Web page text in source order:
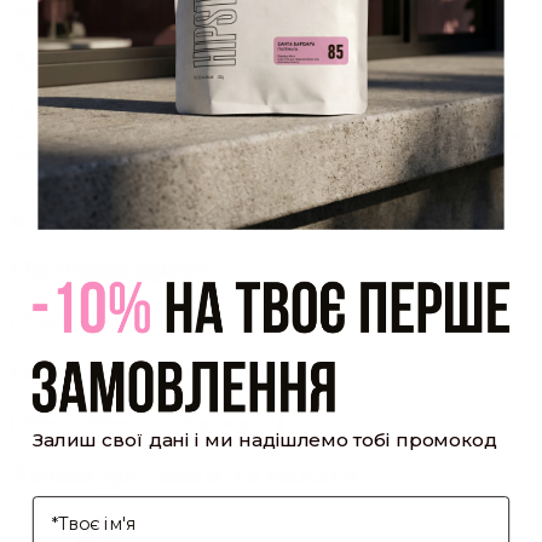
Закрити
Акаунт створено
Ви зареєструвалися на сайтіHipster.coffeeroasters і вже
можете користуватися особистим кабінетом, щоб отримувати
знижки та відстежувати історію замовлень!
[cf7form cf7key="wholesale-popup"]
Обсмажування кави
Залиш свої дані і ми надішлемо тобі промокод
І'мя